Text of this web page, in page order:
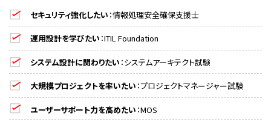
セキュリティ強化したい ：情報処理安全確保支援士
運用設計を学びたい ：ITIL Foundation
システム設計に関わりたい ：システムアーキテクト試験
大規模プロジェクトを率いたい ：プロジェクトマネージャー試験
ユーザーサポート力を高めたい ：MOS